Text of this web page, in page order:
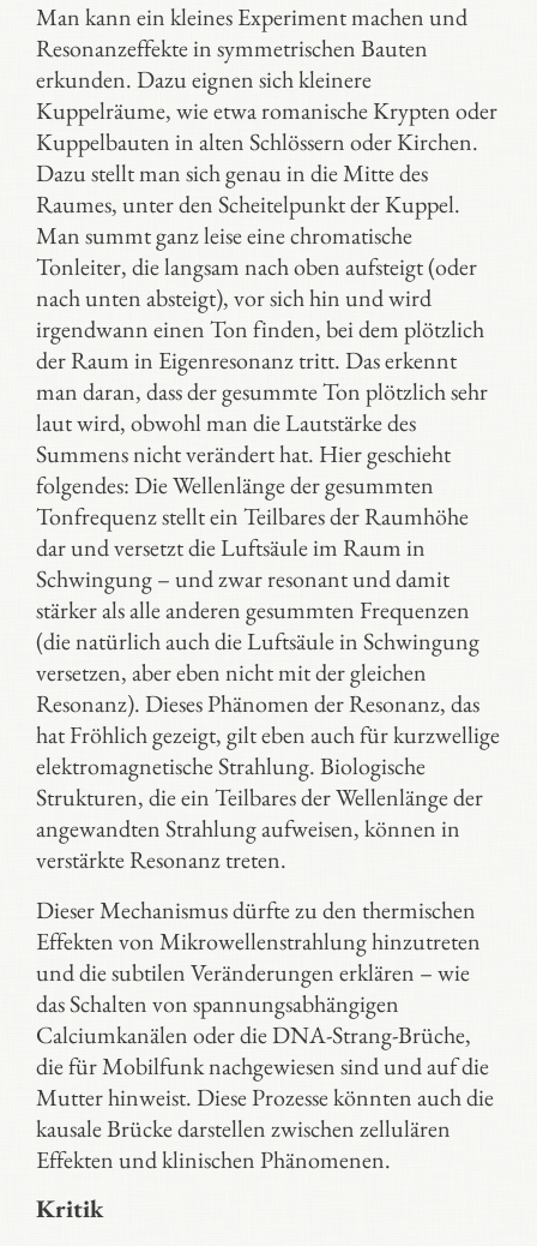
Man kann ein kleines Experiment machen und
Resonanzeffekte in symmetrischen Bauten
erkunden. Dazu eignen sich kleinere
Kuppelräume, wie etwa romanische Krypten oder
Kuppelbauten in alten Schlössern oder Kirchen.
Dazu stellt man sich genau in die Mitte des
Raumes, unter den Scheitelpunkt der Kuppel.
Man summt ganz leise eine chromatische
Tonleiter, die langsam nach oben aufsteigt (oder
nach unten absteigt), vor sich hin und wird
irgendwann einen Ton finden, bei dem plötzlich
der Raum in Eigenresonanz tritt. Das erkennt
man daran, dass der gesummte Ton plötzlich sehr
laut wird, obwohl man die Lautstärke des
Summens nicht verändert hat. Hier geschieht
folgendes: Die Wellenlänge der gesummten
Tonfrequenz stellt ein Teilbares der Raumhöhe
dar und versetzt die Luftsäule im Raum in
Schwingung – und zwar resonant und damit
stärker als alle anderen gesummten Frequenzen
(die natürlich auch die Luftsäule in Schwingung
versetzen, aber eben nicht mit der gleichen
Resonanz). Dieses Phänomen der Resonanz, das
hat Fröhlich gezeigt, gilt eben auch für kurzwellige
elektromagnetische Strahlung. Biologische
Strukturen, die ein Teilbares der Wellenlänge der
angewandten Strahlung aufweisen, können in
verstärkte Resonanz treten.
Dieser Mechanismus dürfte zu den thermischen
Effekten von Mikrowellenstrahlung hinzutreten
und die subtilen Veränderungen erklären – wie
das Schalten von spannungsabhängigen
Calciumkanälen oder die DNA-Strang-Brüche,
die für Mobilfunk nachgewiesen sind und auf die
Mutter hinweist. Diese Prozesse könnten auch die
kausale Brücke darstellen zwischen zellulären
Effekten und klinischen Phänomenen.
Kritik